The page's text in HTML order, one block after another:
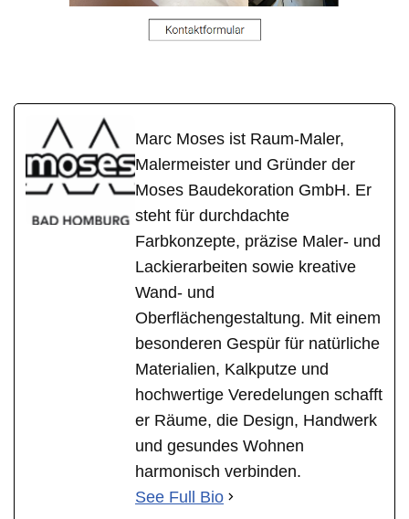
Marc Moses ist Raum-Maler,
Malermeister und Gründer der
Moses Baudekoration GmbH. Er
steht für durchdachte
Farbkonzepte, präzise Maler- und
Lackierarbeiten sowie kreative
Wand- und
Oberflächengestaltung. Mit einem
besonderen Gespür für natürliche
Materialien, Kalkputze und
hochwertige Veredelungen schafft
er Räume, die Design, Handwerk
und gesundes Wohnen
harmonisch verbinden.
See Full Bio